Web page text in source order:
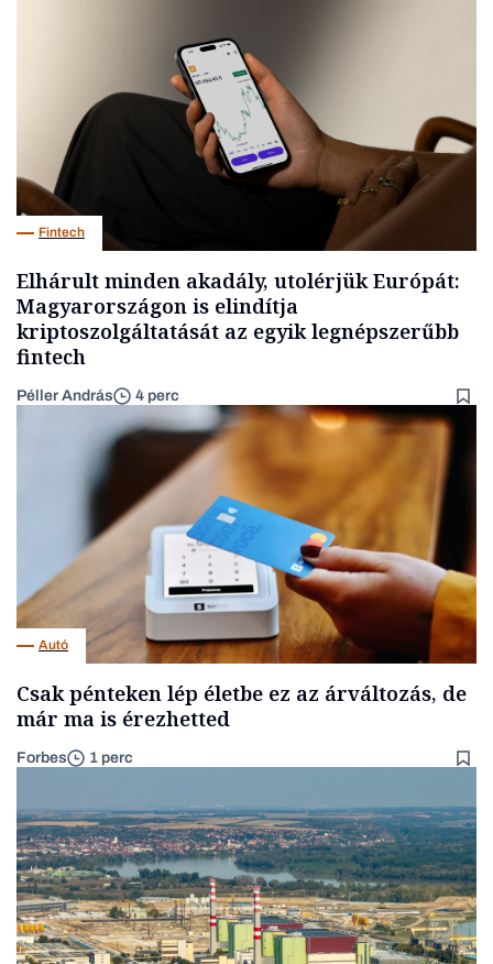
Fintech
Elhárult minden akadály, utolérjük Európát:
Magyarországon is elindítja
kriptoszolgáltatását az egyik legnépszerűbb
fintech
Péller András 4 perc
Autó
Csak pénteken lép életbe ez az árváltozás, de
már ma is érezhetted
Forbes 1 perc